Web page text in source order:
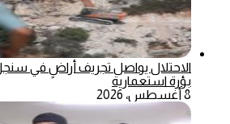
الاحتلال يواصل تجريف أراضٍ في
بؤرة استعمارية
8 أغسطس، 2026